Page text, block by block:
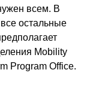
всем. В
остальные
Mobility
Program Office.